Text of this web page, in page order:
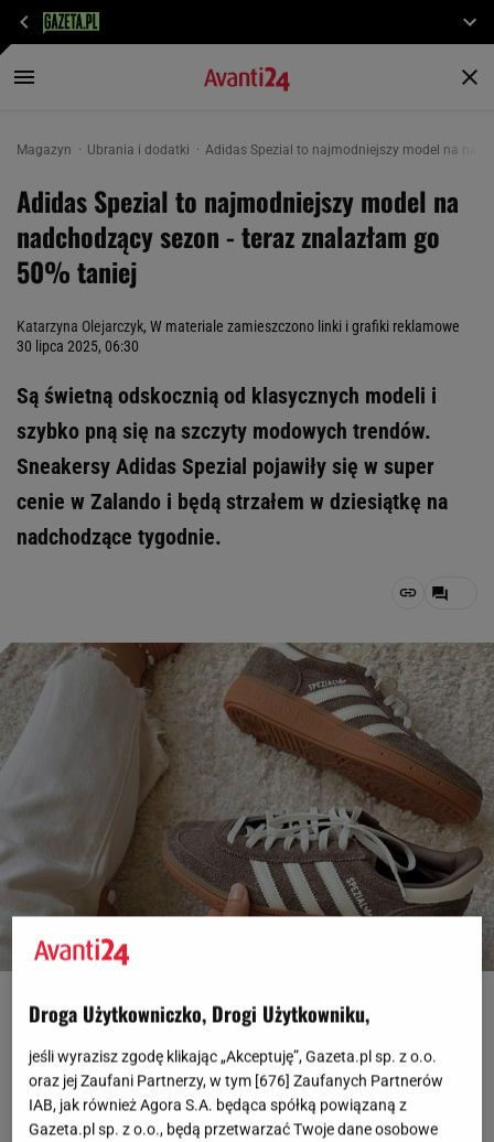
Magazyn Ubrania i dodatki Adidas Spezial to najmodniejszy model na
Adidas Spezial to najmodniejszy model na
nadchodzący sezon - teraz znalazłam go
50% taniej
Katarzyna Olejarczyk, W materiale zamieszczono linki i grafiki reklamowe
30 lipca 2025, 06:30
Są świetną odskocznią od klasycznych modeli i
szybko pną się na szczyty modowych trendów.
Sneakersy Adidas Spezial pojawiły się w super
cenie w Zalando i będą strzałem w dziesiątkę na
nadchodzące tygodnie.
Choćsneakersyi trampki kojarzą nam się z
chłodniejszymi miesiącami, to ze względu na
Droga Użytkowniczko, Drogi Użytkowniku,
jeśli wyrazisz zgodę klikając „Akceptuję”, Gazeta.pl sp. z o.o.
oraz jej Zaufani Partnerzy, w tym [676] Zaufanych Partnerów
IAB, jak również Agora S.A. będąca spółką powiązaną z
Gazeta.pl sp. z o.o., będą przetwarzać Twoje dane osobowe